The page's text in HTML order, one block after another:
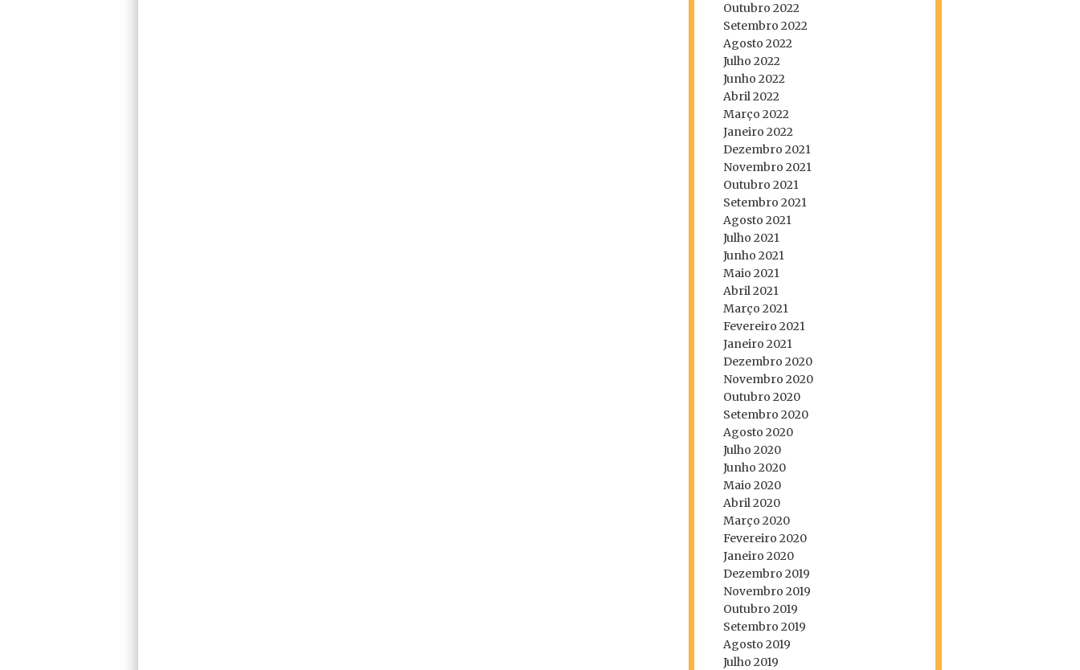
Outubro 2022
Setembro 2022
Agosto 2022
Julho 2022
Junho 2022
Abril 2022
Março 2022
Janeiro 2022
Dezembro 2021
Novembro 2021
Outubro 2021
Setembro 2021
Agosto 2021
Julho 2021
Junho 2021
Maio 2021
Abril 2021
Março 2021
Fevereiro 2021
Janeiro 2021
Dezembro 2020
Novembro 2020
Outubro 2020
Setembro 2020
Agosto 2020
Julho 2020
Junho 2020
Maio 2020
Abril 2020
Março 2020
Fevereiro 2020
Janeiro 2020
Dezembro 2019
Novembro 2019
Outubro 2019
Setembro 2019
Agosto 2019
Julho 2019